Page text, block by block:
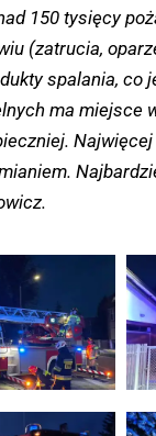
150 tysięcy
(zatrucia,
spalania, co
ma miejsce